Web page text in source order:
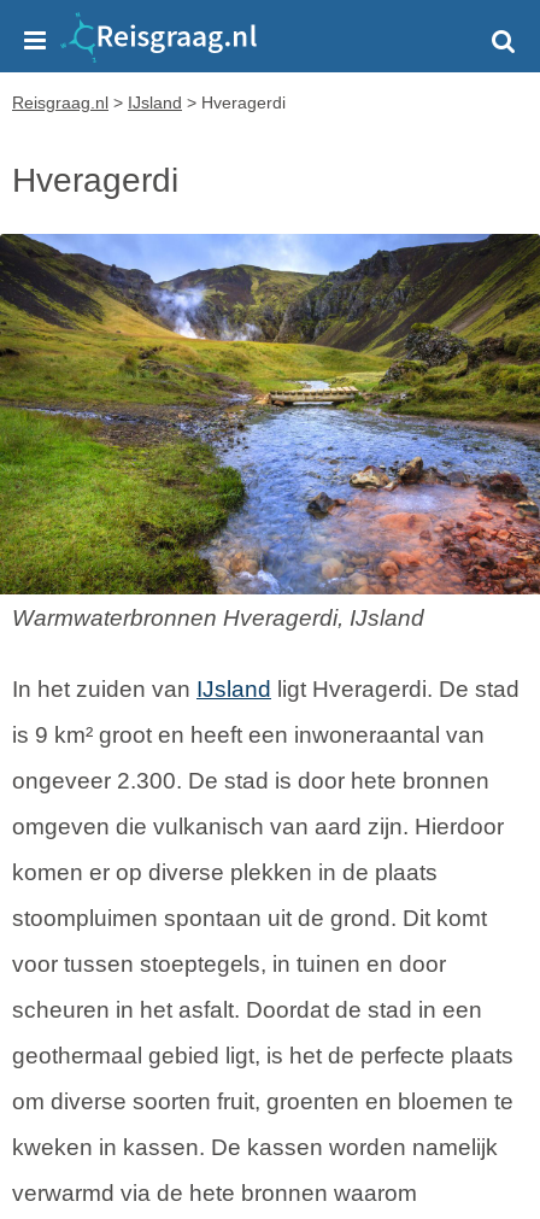
Reisgraag.nl > IJsland > Hveragerdi
Hveragerdi
Warmwaterbronnen Hveragerdi, IJsland
In het zuiden van IJsland ligt Hveragerdi. De stad
is 9 km² groot en heeft een inwoneraantal van
ongeveer 2.300. De stad is door hete bronnen
omgeven die vulkanisch van aard zijn. Hierdoor
komen er op diverse plekken in de plaats
stoompluimen spontaan uit de grond. Dit komt
voor tussen stoeptegels, in tuinen en door
scheuren in het asfalt. Doordat de stad in een
geothermaal gebied ligt, is het de perfecte plaats
om diverse soorten fruit, groenten en bloemen te
kweken in kassen. De kassen worden namelijk
verwarmd via de hete bronnen waarom